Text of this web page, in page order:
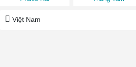
Việt Nam